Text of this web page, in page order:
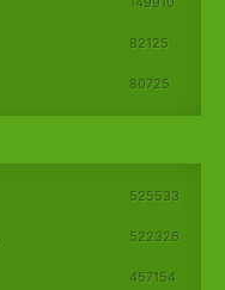
82125
80725
525533
522326
457154